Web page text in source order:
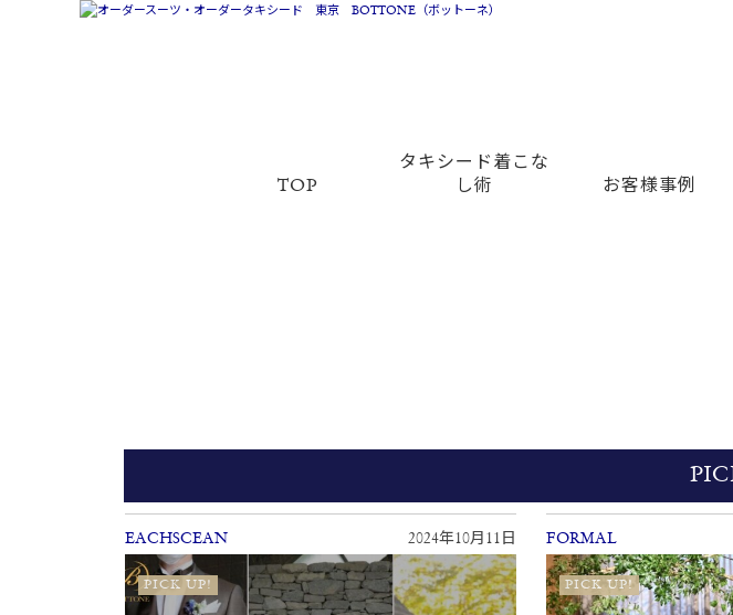
TOP
タキシード着こな
し術
お客様事例
EACHSCEAN 2024年10月11日
PICK UP!
FORMAL
PICK UP!